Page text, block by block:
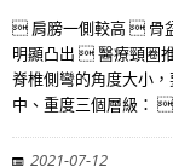
 肩膀一側較高  骨
明顯凸出  醫療頸圈
脊椎側彎的角度大小
中、重度三個層級：
2021-07-12